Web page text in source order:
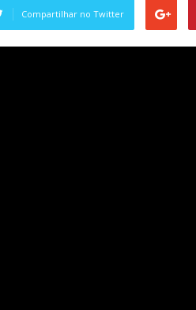
Compartilhar no Twitter